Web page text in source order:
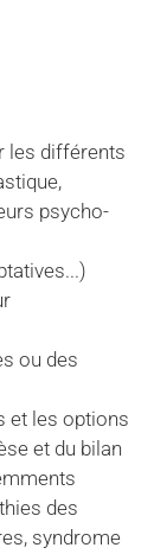
les différents
psycho-
ou des
et les options
et du bilan
des
syndrome